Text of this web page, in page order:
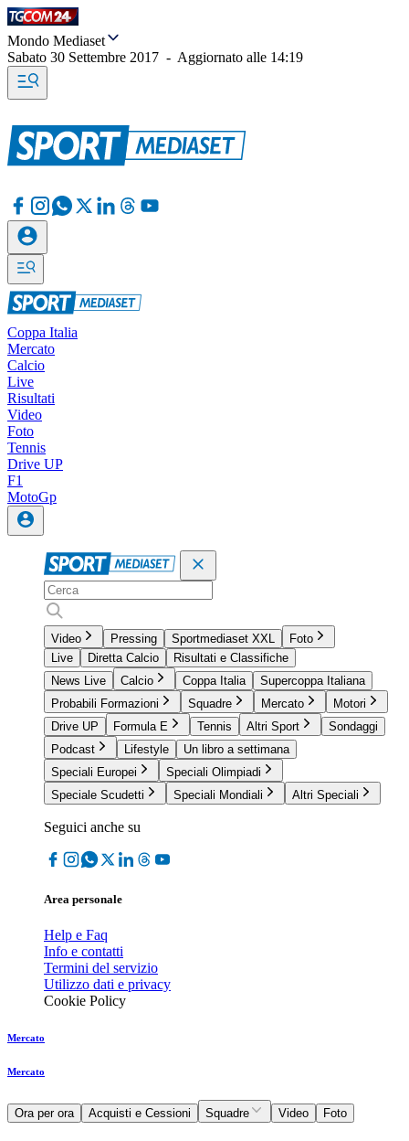
Mondo Mediaset
Sabato 30 Settembre 2017 - Aggiornato alle 14:19
Coppa Italia
Mercato
Calcio
Live
Risultati
Video
Foto
Tennis
Drive UP
F1
MotoGp
Video Pressing Sportmediaset XXL
Foto
Live
Diretta Calcio
Risultati e Classifiche
News Live
Calcio Coppa Italia
Supercoppa Italiana
Probabili Formazioni
Squadre Mercato
Motori
Drive UP
Formula E Tennis Altri Sport
Sondaggi
Podcast
Lifestyle
Un libro a settimana
Speciali Europei
Speciali Olimpiadi
Speciale Scudetti
Speciali Mondiali Altri Speciali
Seguici anche su
Area personale
Help e Faq
Info e contatti
Termini del servizio
Utilizzo dati e privacy
Cookie Policy
Mercato
Mercato
Ora per ora Acquisti e Cessioni Squadre Video Foto